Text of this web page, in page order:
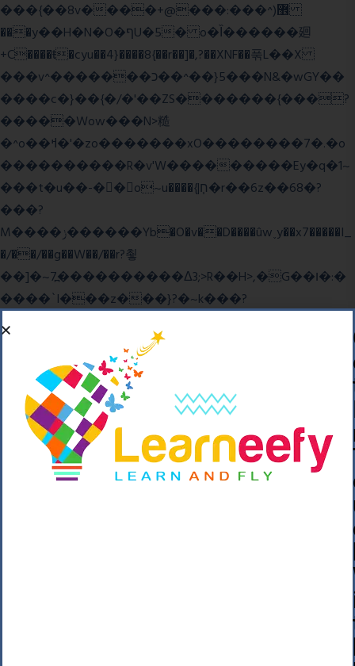
���{��8v����+@���:���^)޾
���y��H�N�O�ףU�5� o�Ȉ������廻
+C����ŧ�cyu��4}����8{��r��]�,?��XNF��푺L��X
���v^�������כ��^��}5���N&�wGY��
����c�}��{�/�'��ZS�������{���?
�����Wow���N>糙
�^o��ߞ�'�zo�������xO��������7�.�o
����������R�v'W���������Ey�q�1~
���t�u��-�� o~u����{|ח֧�r��6z��68�?
���?
M����ݫ������Yb�O�v��D����ûw˯y��x7�����I_
�/��/��g��W��/��r?쵷
��]�~7߽����������Δ3;>R��H>,�G��ו�:�
���� `I���z���}?�~k���?
��o��C���ǡ���,����*�3��#eۧ_>\��z
�K{DQg�Ϯ��]u��3o�V~�/��@��??
����Y�]�s�n���s
����p��|
��^��������$��ٽ�P���~��4���Snn^
$ ����Ogy/|>ڿ|�I��'A�n��1�$�}
=c"'��K���X�:��?j�ԫ��-